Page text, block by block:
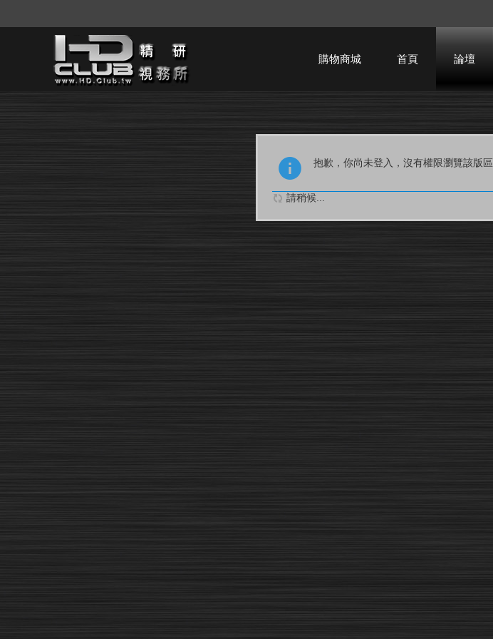
購物商城 首頁 論壇
抱歉，你尚未登入，沒有權限瀏覽該版區
請稍候...